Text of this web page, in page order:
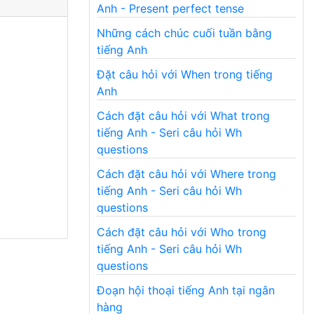
Anh - Present perfect tense
Những cách chúc cuối tuần bằng
tiếng Anh
Đặt câu hỏi với When trong tiếng
Anh
Cách đặt câu hỏi với What trong
tiếng Anh - Seri câu hỏi Wh
questions
Cách đặt câu hỏi với Where trong
tiếng Anh - Seri câu hỏi Wh
questions
Cách đặt câu hỏi với Who trong
tiếng Anh - Seri câu hỏi Wh
questions
Đoạn hội thoại tiếng Anh tại ngân
hàng